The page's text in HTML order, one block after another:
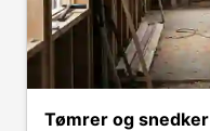
Tømrer og snedker